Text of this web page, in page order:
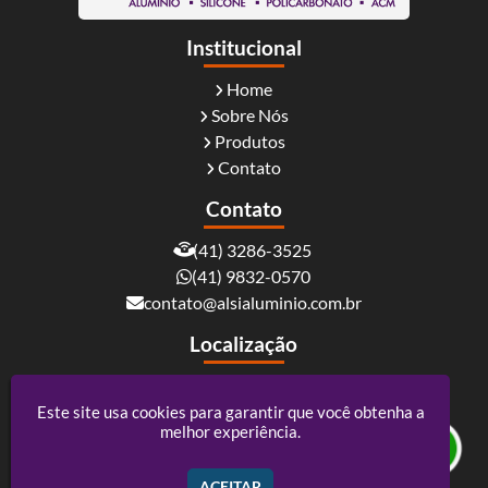
Institucional
Home
Sobre Nós
Produtos
Contato
Contato
(41) 3286-3525
(41) 9832-0570
contato@alsialuminio.com.br
Localização
Curitiba / PR - CEP: 81730-060
Este site usa cookies para garantir que você obtenha a
melhor experiência.